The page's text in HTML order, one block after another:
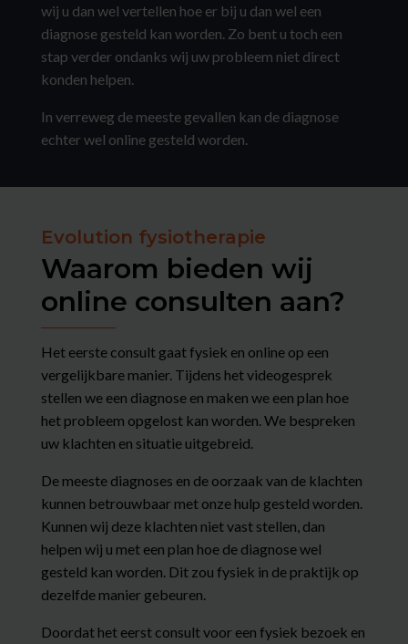
wij u dan wel vertellen hoe er bij u dan wel een
diagnose gesteld kan worden. Zo bent u toch een
stap verder ondanks wij uw probleem niet direct
konden helpen.
In verreweg de meeste gevallen kan de diagnose
echter wel online gesteld worden.
Evolution fysiotherapie
Waarom bieden wij
online consulten aan?
Het eerste consult gaat fysiek en online op een
vergelijkbare manier. Tijdens het videogesprek
stellen we een diagnose en maken we een plan hoe
het probleem opgelost kan worden. We bespreken
uw klachten en situatie uitgebreid.
De meeste diagnoses en de oorzaak van de klachten
kunnen betrouwbaar met onze hulp gesteld worden.
Kunnen wij deze klachten niet vast stellen, dan
helpen wij u met een plan hoe de diagnose wel
gesteld kan worden. Dit zou fysiek in de praktijk op
dezelfde manier gebeuren.
Doordat het eerst consult voor een fysiek bezoek en